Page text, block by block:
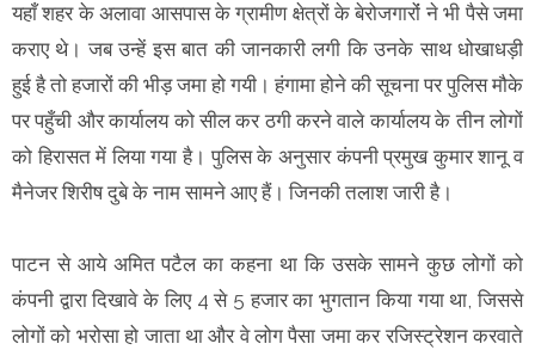
यहाँ शहर के अलावा आसपास के ग्रामीण क्षेत्रों के बेरोजगारोंं ने भी पैसे जमा
कराए थे। जब उन्हें इस बात की जानकारी लगी कि उनके साथ धोखाधड़ी
हुई है तो हजारों की भीड़ जमा हो गयी। हंगामा होने की सूचना पर पुलिस मौके
पर पहुँची और कार्यालय को सील कर ठगी करने वाले कार्यालय के तीन लोगों
को हिरासत में लिया गया है। पुलिस के अनुसार कंपनी प्रमुख कुमार शानू व
मैनेजर शिरीष दुबे के नाम सामने आए हैं। जिनकी तलाश जारी है।
पाटन से आये अमित पटैल का कहना था कि उसके सामने कुछ लोगों को
कंपनी द्वारा दिखावे के लिए 4 से 5 हजार का भुगतान किया गया था, जिससे
लोगों को भरोसा हो जाता था और वे लोग पैसा जमा कर रजिस्ट्रेशन करवाते